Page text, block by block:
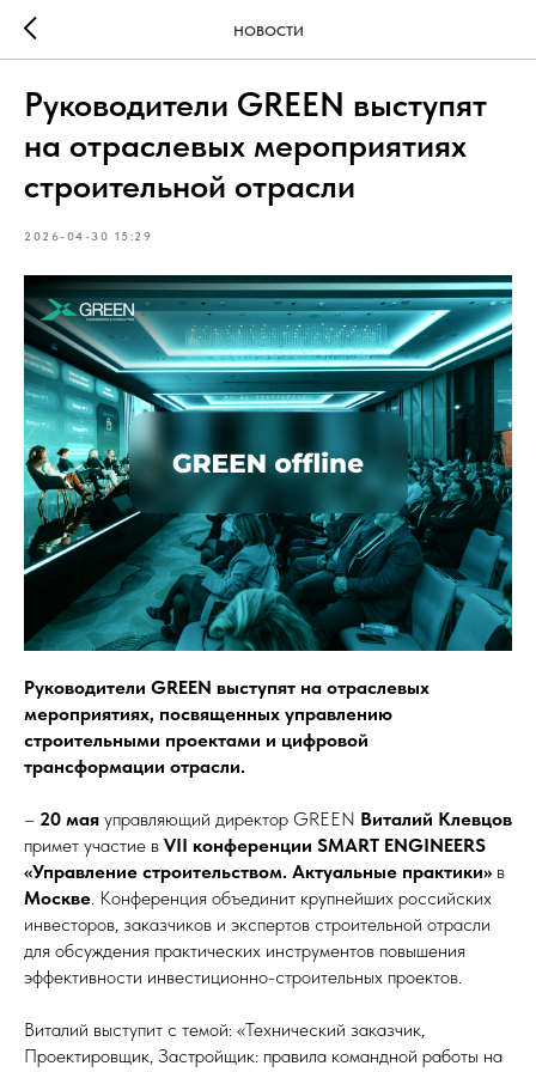
НОВОСТИ
Руководители GREEN выступят
на отраслевых мероприятиях
строительной отрасли
2026-04-30 15:29
Руководители GREEN выступят на отраслевых
мероприятиях, посвященных управлению
строительными проектами и цифровой
трансформации отрасли.
– 20 мая управляющий директор GREEN Виталий Клевцов
примет участие в VII конференции SMART ENGINEERS
«Управление строительством. Актуальные практики» в
Москве . Конференция объединит крупнейших российских
инвесторов, заказчиков и экспертов строительной отрасли
для обсуждения практических инструментов повышения
эффективности инвестиционно-строительных проектов.
Виталий выступит с темой: «Технический заказчик,
Проектировщик, Застройщик: правила командной работы на